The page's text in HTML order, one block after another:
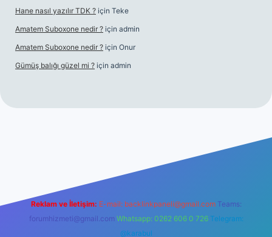
Hane nasıl yazılır TDK ? için Teke
Amatem Suboxone nedir ? için admin
Amatem Suboxone nedir ? için Onur
Gümüş balığı güzel mi ? için admin
Reklam ve İletişim: E-mail: backlinkpaneli@gmail.com Teams:
forumhizmeti@gmail.com Whatsapp: 0262 606 0 726 Telegram:
@karabul